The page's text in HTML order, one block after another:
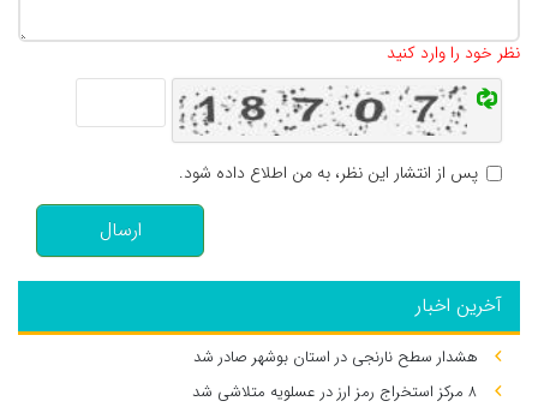
نظر خود را وارد کنید
پس از انتشار این نظر، به من اطلاع داده شود.
ارسال
آخرین اخبار
هشدار سطح نارنجی در استان بوشهر صادر شد
۸ مرکز استخراج رمز ارز در عسلویه متلاشی شد